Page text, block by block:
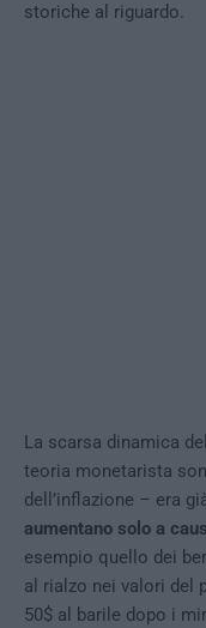
storiche al riguardo.
La scarsa dinamica
teoria monetarista
dell’inflazione – era
aumentano solo a
esempio quello dei
al rialzo nei valori del
50$ al barile dopo i